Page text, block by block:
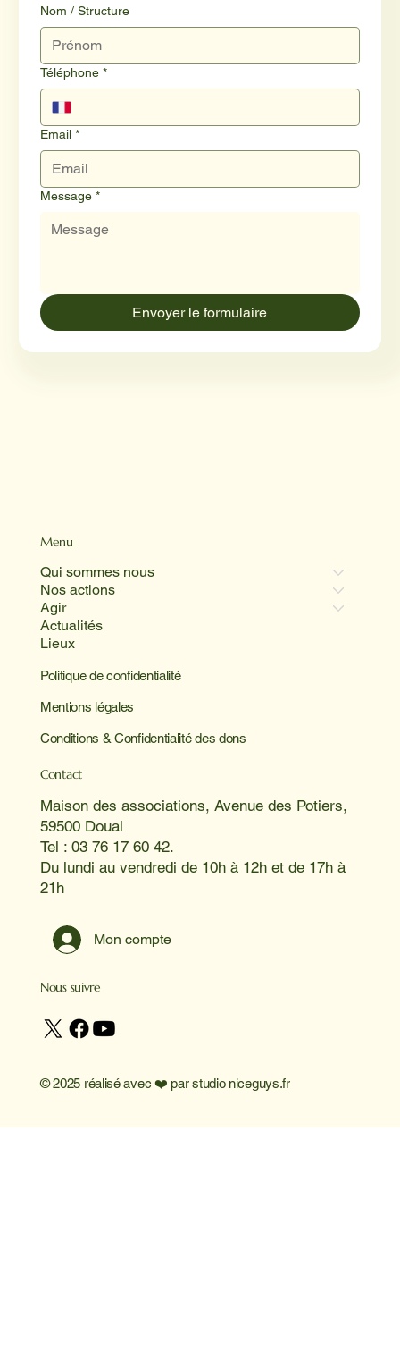
Menu
Qui sommes nous
Nos actions
Agir
Actualités
Lieux
Politique de confidentialité
Mentions légales
Conditions & Confidentialité des dons
Contact
Maison des associations, Avenue des Potiers,
59500 Douai
Tel : 03 76 17 60 42.
Du lundi au vendredi de 10h à 12h et de 17h à
21h
Mon compte
Nous suivre
© 2025 réalisé avec ❤️ parstudio niceguys.fr
Nom / Structure
Téléphone *
Email *
Message *
Envoyer le formulaire